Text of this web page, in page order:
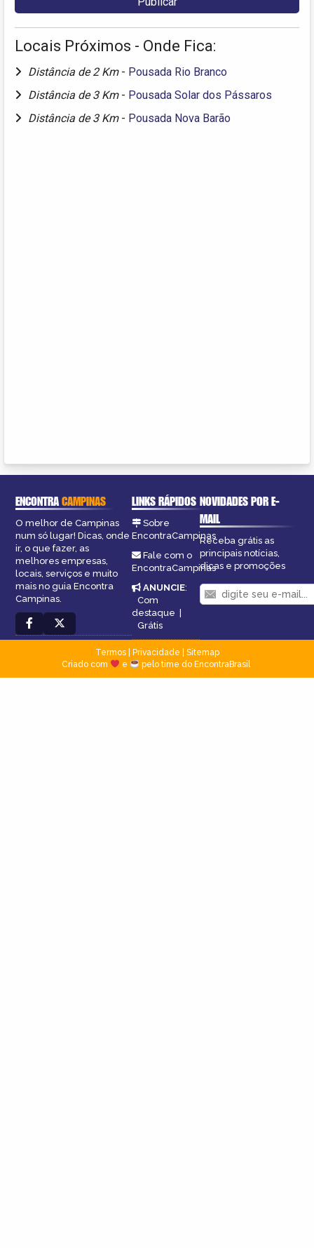
Locais Próximos - Onde Fica:
Distância de 2 Km - Pousada Rio Branco
Distância de 3 Km - Pousada Solar dos Pássaros
Distância de 3 Km - Pousada Nova Barão
ENCONTRACAMPINAS
O melhor de Campinas
num só lugar! Dicas, onde
ir, o que fazer, as
melhores empresas,
locais, serviços e muito
mais no guia Encontra
Campinas.
LINKS RÁPIDOS
Sobre
EncontraCampinas
Fale com o
EncontraCampinas
ANUNCIE:
Com
destaque |
Grátis
NOVIDADES POR E-
MAIL
Receba grátis as
principais notícias,
dicas e promoções
Termos| Privacidade
Sitemap
Criado com
e pelo time do EncontraBrasil